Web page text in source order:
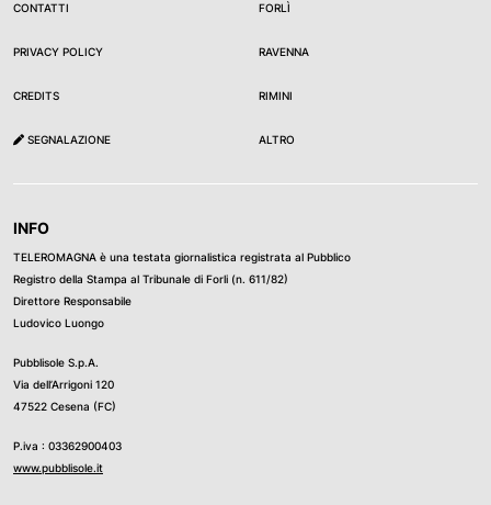
CONTATTI
PRIVACY POLICY
CREDITS
SEGNALAZIONE
FORLÌ
RAVENNA
RIMINI
ALTRO
INFO
TELEROMAGNA è una testata giornalistica registrata al Pubblico
Registro della Stampa al Tribunale di Forli (n. 611/82)
Direttore Responsabile
Ludovico Luongo
Pubblisole S.p.A.
Via dell’Arrigoni 120
47522 Cesena (FC)
P.iva : 03362900403
www.pubblisole.it